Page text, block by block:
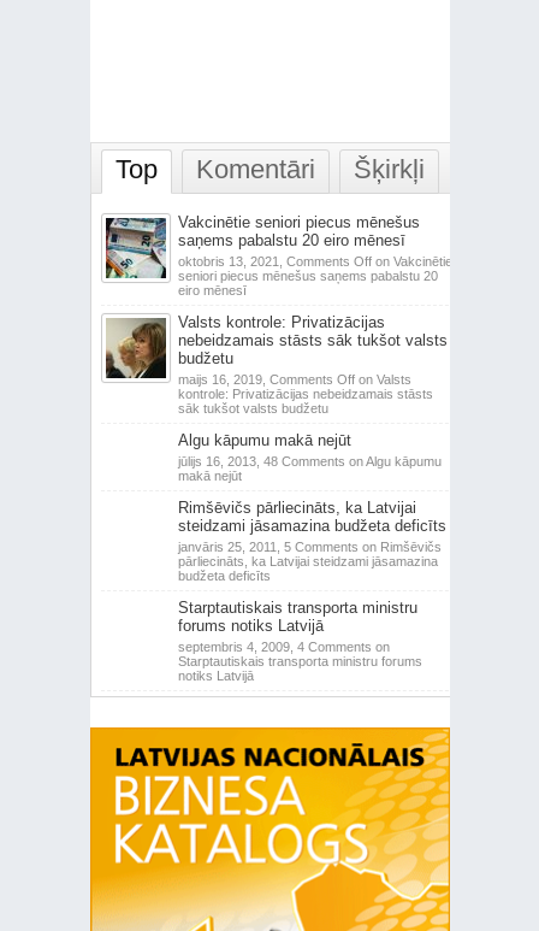
Top Komentāri Šķirkļi
Vakcinētie seniori piecus mēnešus
saņems pabalstu 20 eiro mēnesī
oktobris 13, 2021, Comments Offon Vakcinētie
seniori piecus mēnešus saņems pabalstu 20
eiro mēnesī
Valsts kontrole: Privatizācijas
nebeidzamais stāsts sāk tukšot valsts
budžetu
maijs 16, 2019, Comments Offon Valsts
kontrole: Privatizācijas nebeidzamais stāsts
sāk tukšot valsts budžetu
Algu kāpumu makā nejūt
jūlijs 16, 2013, 48 Comments on Algu kāpumu
makā nejūt
Rimšēvičs pārliecināts, ka Latvijai
steidzami jāsamazina budžeta deficīts
janvāris 25, 2011, 5 Comments on Rimšēvičs
pārliecināts, ka Latvijai steidzami jāsamazina
budžeta deficīts
Starptautiskais transporta ministru
forums notiks Latvijā
septembris 4, 2009, 4 Comments on
Starptautiskais transporta ministru forums
notiks Latvijā